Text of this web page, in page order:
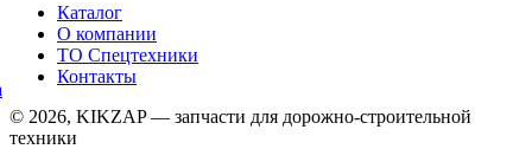
Каталог
О компании
ТО Спецтехники
Контакты
© 2026, KIKZAP — запчасти для дорожно-строительной
техники